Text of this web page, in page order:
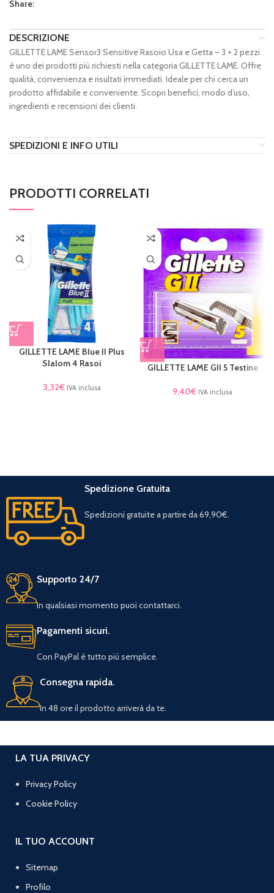
Share:
DESCRIZIONE
GILLETTE LAME Sensor3 Sensitive Rasoio Usa e Getta – 3 + 2 pezzi
è uno dei prodotti più richiesti nella categoria GILLETTE LAME. Offre
qualità, convenienza e risultati immediati. Ideale per chi cerca un
prodotto affidabile e conveniente. Scopri benefici, modo d’uso,
ingredienti e recensioni dei clienti.
SPEDIZIONI E INFO UTILI
PRODOTTI CORRELATI
GILLETTE LAME Blue II Plus
Slalom 4 Rasoi
3,32€ IVA inclusa
GILLETTE LAME GII 5 Testine
9,40€ IVA inclusa
Spedizione Gratuita
Spedizioni gratuite a partire da 69,90€.
Supporto 24/7
In qualsiasi momento puoi contattarci.
Pagamenti sicuri.
Con PayPal è tutto più semplice.
Consegna rapida.
In 48 ore il prodotto arriverà da te.
LA TUA PRIVACY
Privacy Policy
Cookie Policy
IL TUO ACCOUNT
Sitemap
Profilo